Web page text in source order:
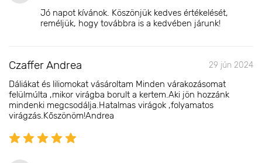
Jó napot kívánok. Köszönjük kedves értékelését,
reméljük, hogy továbbra is a kedvében járunk!
Czaffer Andrea 29 jún 2024
Dáliákat és liliomokat vásároltam Minden várakozásomat
felülmúlta ,mikor virágba borult a kertem.Aki jön hozzánk
mindenki megcsodálja.Hatalmas virágok ,folyamatos
virágzás.Kőszönöm!Andrea